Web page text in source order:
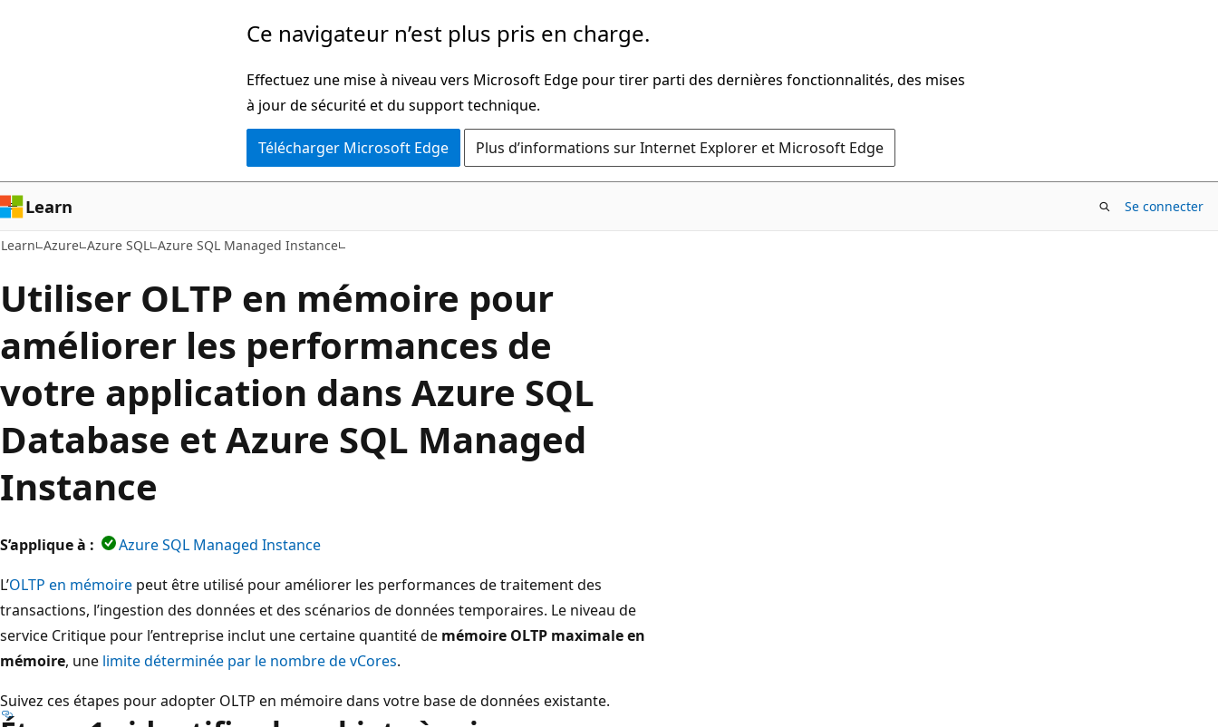
Ce navigateur n’est plus pris en charge.
Effectuez une mise à niveau vers Microsoft Edge pour tirer parti des dernières fonctionnalités, des mises
à jour de sécurité et du support technique.
Télécharger Microsoft Edge Plus d’informations sur Internet Explorer et Microsoft Edge
Learn Se connecter
Learn Azure Azure SQL Azure SQL Managed Instance
Utiliser OLTP en mémoire pour
améliorer les performances de
votre application dans Azure SQL
Database et Azure SQL Managed
Instance
S’applique à :
Azure SQL Managed Instance
L’OLTP en mémoire peut être utilisé pour améliorer les performances de traitement des
transactions, l’ingestion des données et des scénarios de données temporaires. Le niveau de
service Critique pour l’entreprise inclut une certaine quantité de mémoire OLTP maximale en
mémoire, une limite déterminée par le nombre de vCores.
Suivez ces étapes pour adopter OLTP en mémoire dans votre base de données existante.